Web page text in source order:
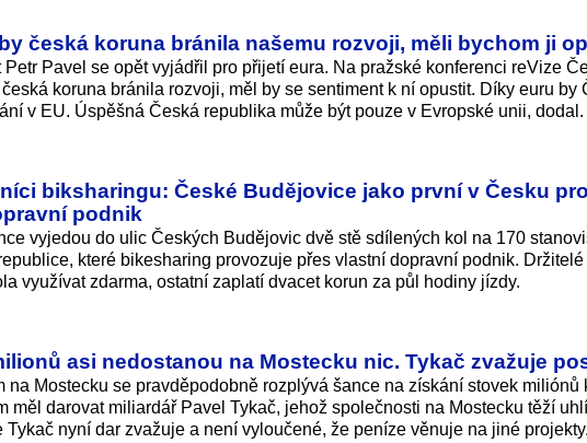
česká koruna bránila našemu rozvoji, měli bychom ji
Petr Pavel se opět vyjádřil pro přijetí eura. Na pražské konferenci reVize
koruna bránila rozvoji, měl by se sentiment k ní opustit. Díky euru by
v EU. Úspěšná Česká republika může být pouze v Evropské unii, dodal.
biksharingu: České Budějovice jako první v Česku
podnik
vyjedou do ulic Českých Budějovic dvě stě sdílených kol na 170
které bikesharing provozuje přes vlastní dopravní podnik.
využívat zdarma, ostatní zaplatí dvacet korun za půl hodiny jízdy.
asi nedostanou na Mostecku nic. Tykač zvažuje
na Mostecku se pravděpodobně rozplývá šance na získání stovek miliónů
měl darovat miliardář Pavel Tykač, jehož společnosti na Mostecku těží
Tykač nyní dar zvažuje a není vyloučené, že peníze věnuje na jiné projekty.